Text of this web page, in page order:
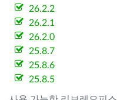
26.2.2
26.2.1
26.2.0
25.8.7
25.8.6
25.8.5